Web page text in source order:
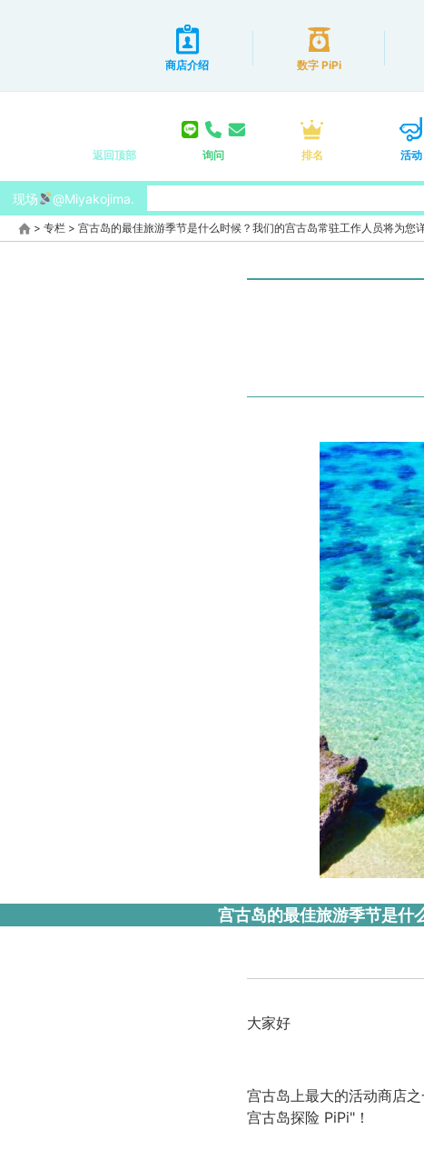
商店介绍 数字 PiPi
返回顶部 询问 排名 活动
现场 @Miyakojima.
> 专栏 > 宫古岛的最佳旅游季节是什么时候？我们的宫古岛常驻工作人员将为您
宫古岛的最佳旅游季节是什
大家好
宫古岛上最大的活动商店之
宫古岛探险 PiPi"！